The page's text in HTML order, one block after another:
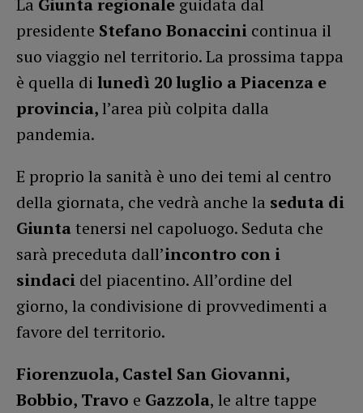
La Giunta regionale guidata dal
presidente Stefano Bonaccini continua il
suo viaggio nel territorio. La prossima tappa
è quella di lunedì 20 luglio a Piacenza e
provincia,l’area più colpita dalla
pandemia.
E proprio la sanità è uno dei temi al centro
della giornata, che vedrà anche la seduta di
Giuntatenersi nel capoluogo. Seduta che
sarà preceduta dall’incontro con i
sindaci del piacentino. All’ordine del
giorno, la condivisione di provvedimenti a
favore del territorio.
Fiorenzuola, Castel San Giovanni,
Bobbio, Travo e Gazzola, le altre tappe